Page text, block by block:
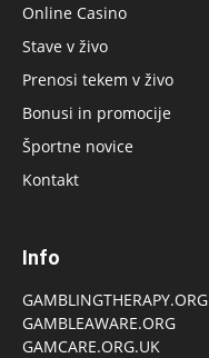
Online Casino
Stave v živo
Prenosi tekem v živo
Bonusi in promocije
Športne novice
Kontakt
Info
GAMBLINGTHERAPY.ORG
GAMBLEAWARE.ORG
GAMCARE.ORG.UK